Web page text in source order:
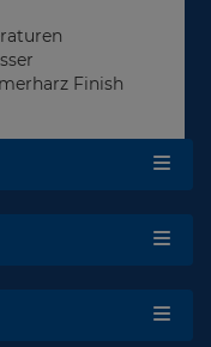
Finish